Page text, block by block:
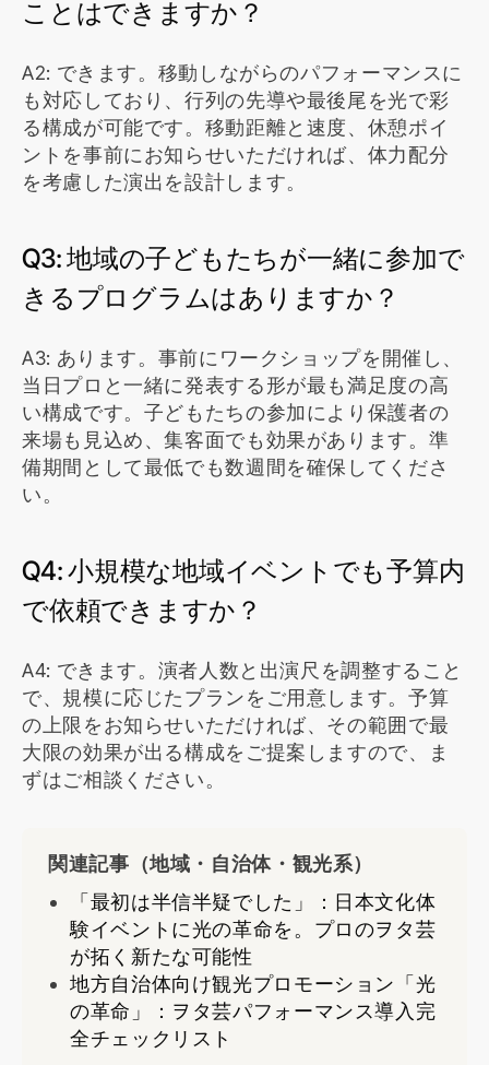
ことはできますか？
A2: できます。移動しながらのパフォーマンスに
も対応しており、行列の先導や最後尾を光で彩
る構成が可能です。移動距離と速度、休憩ポイ
ントを事前にお知らせいただければ、体力配分
を考慮した演出を設計します。
Q3: 地域の子どもたちが一緒に参加で
きるプログラムはありますか？
A3: あります。事前にワークショップを開催し、
当日プロと一緒に発表する形が最も満足度の高
い構成です。子どもたちの参加により保護者の
来場も見込め、集客面でも効果があります。準
備期間として最低でも数週間を確保してくださ
い。
Q4: 小規模な地域イベントでも予算内
で依頼できますか？
A4: できます。演者人数と出演尺を調整すること
で、規模に応じたプランをご用意します。予算
の上限をお知らせいただければ、その範囲で最
大限の効果が出る構成をご提案しますので、ま
ずはご相談ください。
関連記事（地域・自治体・観光系）
「最初は半信半疑でした」：日本文化体
験イベントに光の革命を。プロのヲタ芸
が拓く新たな可能性
地方自治体向け観光プロモーション「光
の革命」：ヲタ芸パフォーマンス導入完
全チェックリスト